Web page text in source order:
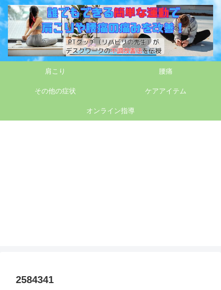
肩こり 腰痛
その他の症状 ケアアイテム
オンライン指導
2584341